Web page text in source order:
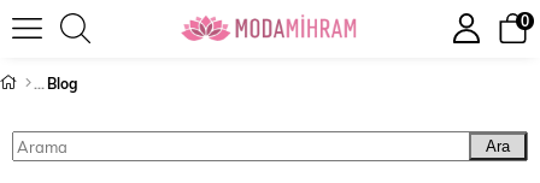
0
Blog
Ara